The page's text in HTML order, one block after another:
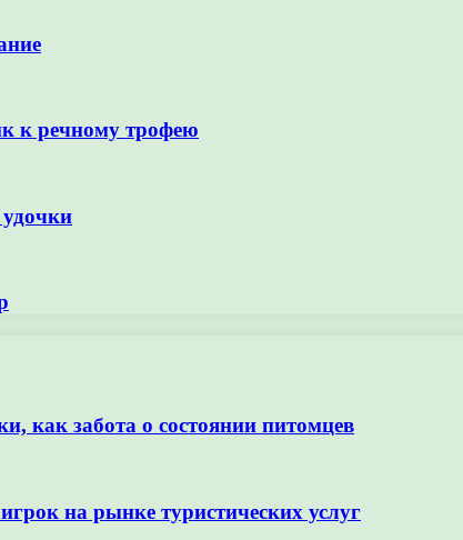
к речному трофею
как забота о состоянии питомцев
на рынке туристических услуг